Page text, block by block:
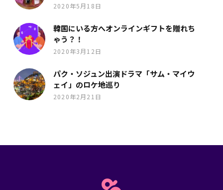
2020年5月18日
韓国にいる方へオンラインギフトを贈れち
ゃう？！
2020年3月12日
パク・ソジュン出演ドラマ「サム・マイウ
ェイ」のロケ地巡り
2020年2月21日